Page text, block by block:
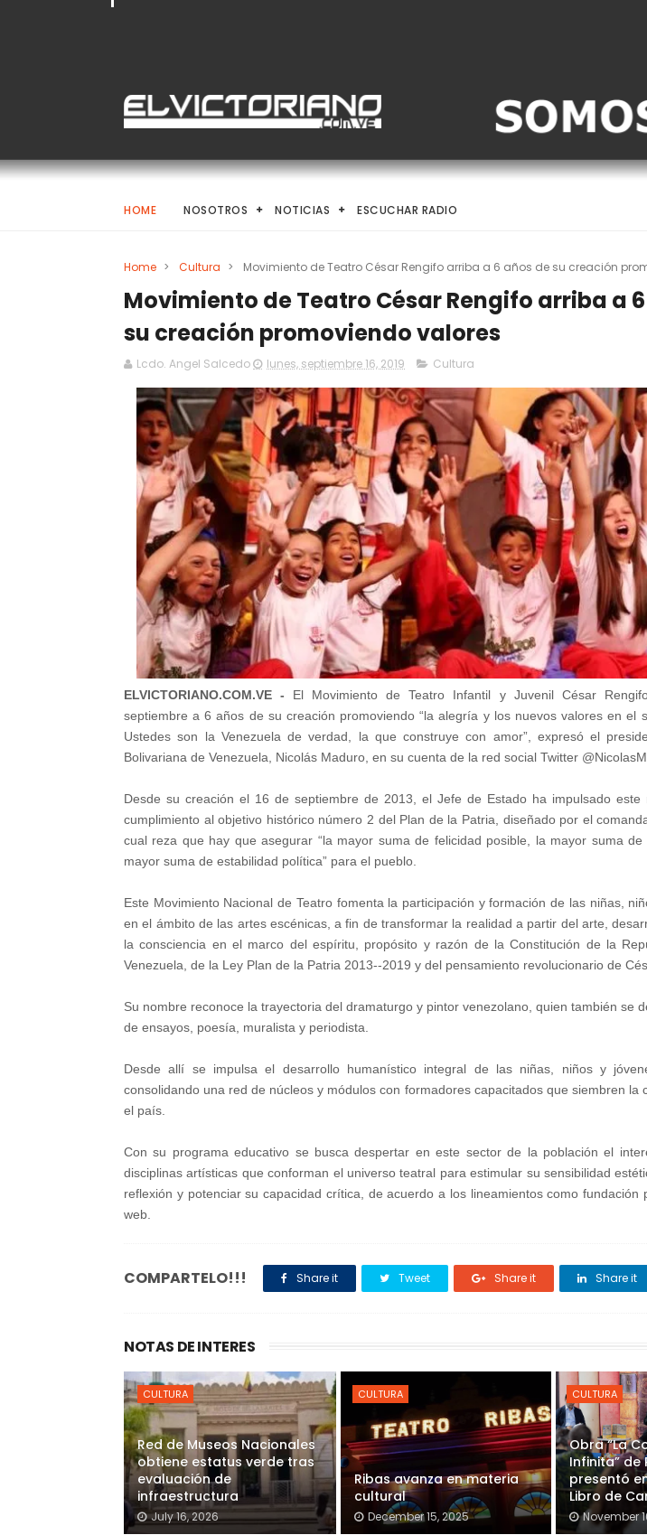
HOME NOSOTROS NOTICIAS ESCUCHAR RADIO
Home > Cultura > Movimiento de Teatro César Rengifo arriba a 6 años de su creación
Movimiento de Teatro César Rengifo arriba a
su creación promoviendo valores
Lcdo. Angel Salcedo lunes, septiembre 16, 2019 Cultura
ELVICTORIANO.COM.VE - El Movimiento de Teatro Infantil y Juvenil César
septiembre a 6 años de su creación promoviendo “la alegría y los nuevos valores en el
Ustedes son la Venezuela de verdad, la que construye con amor”, expresó el
Bolivariana de Venezuela, Nicolás Maduro, en su cuenta de la red social Twitter
Desde su creación el 16 de septiembre de 2013, el Jefe de Estado ha impulsado este
cumplimiento al objetivo histórico número 2 del Plan de la Patria, diseñado por el
cual reza que hay que asegurar “la mayor suma de felicidad posible, la mayor suma
mayor suma de estabilidad política” para el pueblo.
Este Movimiento Nacional de Teatro fomenta la participación y formación de las niñas,
en el ámbito de las artes escénicas, a fin de transformar la realidad a partir del arte,
la consciencia en el marco del espíritu, propósito y razón de la Constitución de la
Venezuela, de la Ley Plan de la Patria 2013-­‐2019 y del pensamiento revolucionario de
Su nombre reconoce la trayectoria del dramaturgo y pintor venezolano, quien también se
de ensayos, poesía, muralista y periodista.
Desde allí se impulsa el desarrollo humanístico integral de las niñas, niños y
consolidando una red de núcleos y módulos con formadores capacitados que siembren la
el país.
Con su programa educativo se busca despertar en este sector de la población el
disciplinas artísticas que conforman el universo teatral para estimular su sensibilidad
reflexión y potenciar su capacidad crítica, de acuerdo a los lineamientos como fundación
web.
COMPARTELO!!! Share it Tweet Share it Share it
NOTAS DE INTERES
CULTURA
Red de Museos Nacionales
obtiene estatus verde tras
evaluación de
infraestructura
July 16, 2026
CULTURA
Ribas avanza en materia
cultural
December 15, 2025
CULTURA
Obra “La
Infinita” de
presentó
Libro de
November